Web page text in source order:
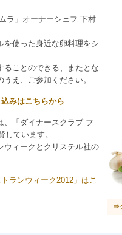
ラ」オーナーシェフ 下村
を使った身近な卵料理をシ
ることのできる、またとな
え、ご参加ください。
みはこちらから
、「ダイナースクラブ フ
しています。
ウィークとクリステル社の
ランウィーク2012」はこ
⇒